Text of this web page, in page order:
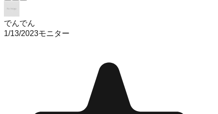
でんでん
1/13/2023モニター